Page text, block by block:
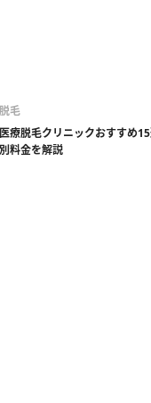
脱毛
医療脱毛クリニックおすすめ
別料金を解説